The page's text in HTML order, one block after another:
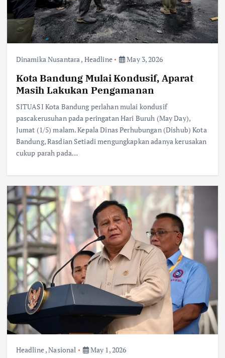
Dinamika Nusantara , Headline May 3, 2026
Kota Bandung Mulai Kondusif, Aparat
Masih Lakukan Pengamanan
SITUASI Kota Bandung perlahan mulai kondusif
pascakerusuhan pada peringatan Hari Buruh (May Day),
Jumat (1/5) malam. Kepala Dinas Perhubungan (Dishub) Kota
Bandung, Rasdian Setiadi mengungkapkan adanya kerusakan
cukup parah pada…
Headline,Nasional May 1, 2026